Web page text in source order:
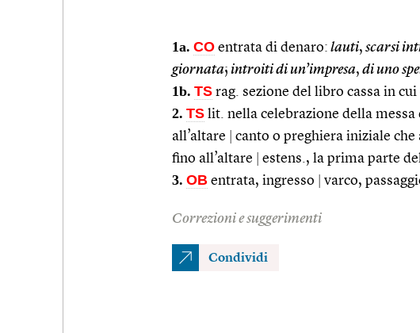
1a. CO entrata di denaro: lauti, scarsi
giornata; introiti di un’impresa, di uno
1b. TS rag. sezione del libro cassa in
2. TS lit. nella celebrazione della
all’altare
canto o preghiera iniziale che
fino all’altare
estens., la prima parte
3. OB entrata, ingresso varco,
Correzioni e suggerimenti
Condividi